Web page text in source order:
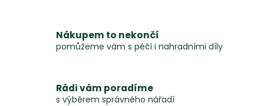
Nákupem to nekončí
pomůžeme vám s péčí i nahradními díly
Rádi vám poradíme
s výběrem správného nářadí